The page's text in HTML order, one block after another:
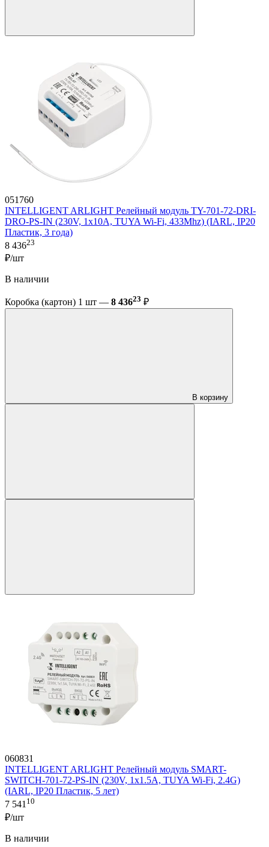
051760
INTELLIGENT ARLIGHT Релейный модуль TY-701-72-DRI-
DRO-PS-IN (230V, 1x10A, TUYA Wi-Fi, 433Mhz) (IARL, IP20
Пластик, 3 года)
8 43623
₽/шт
В наличии
Коробка (картон) 1 шт — 8 43623 ₽
В корзину
060831
INTELLIGENT ARLIGHT Релейный модуль SMART-
SWITCH-701-72-PS-IN (230V, 1x1.5A, TUYA Wi-Fi, 2.4G)
(IARL, IP20 Пластик, 5 лет)
7 54110
₽/шт
В наличии